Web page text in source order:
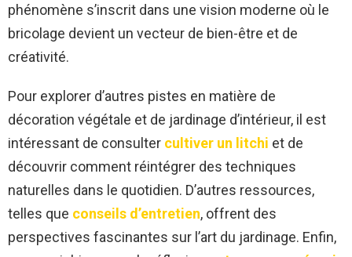
phénomène s’inscrit dans une vision moderne où le
bricolage devient un vecteur de bien-être et de
créativité.
Pour explorer d’autres pistes en matière de
décoration végétale et de jardinage d’intérieur, il est
intéressant de consulter cultiver un litchi et de
découvrir comment réintégrer des techniques
naturelles dans le quotidien. D’autres ressources,
telles que conseils d’entretien, offrent des
perspectives fascinantes sur l’art du jardinage. Enfin,